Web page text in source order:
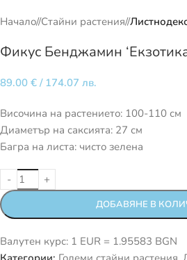
Начало/ Стайни растения/
Фикус Бенджамин
89.00 € / 174.07 лв.
Височина на растението: 100-110 см
Диаметър на саксията: 27 см
Багра на листа: чисто зелена
ДОБАВЯНЕ В
Валутен курс: 1 EUR = 1.95583 BGN